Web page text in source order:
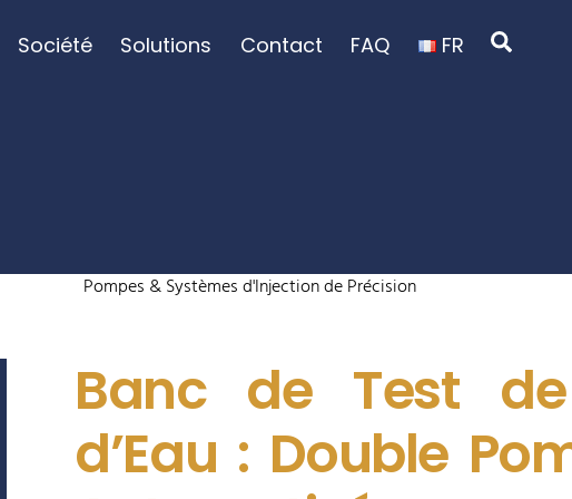
Search
Société Solutions Contact FAQ FR
Pompes & Systèmes d'Injection de Précision
Banc de Test
d’Eau : Double